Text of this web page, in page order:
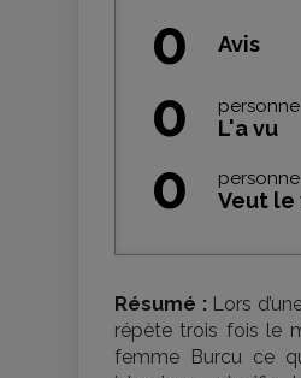
0 Avis
0 personne
L'a vu
0 personne
Veut le
Résumé : Lors
répète trois fois le
femme Burcu ce